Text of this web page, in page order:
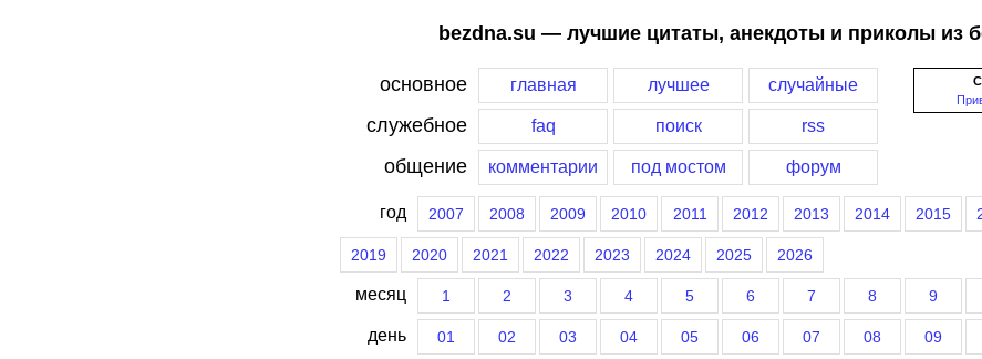
bezdna.su — лучшие цитаты, анекдоты и приколы из
основное главная лучшее случайные
служебное faq поиск rss
общение комментарии под мостом форум
год 2007 2008 2009 2010 2011 2012 2013 2014 2015
2019 2020 2021 2022 2023 2024 2025 2026
месяц 1 2 3 4 5 6 7 8 9
день 01 02 03 04 05 06 07 08 09